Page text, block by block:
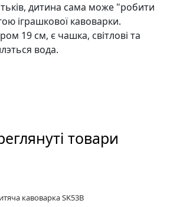
дитина сама може "робити
іграшкової кавоварки.
19 см, є чашка, світлові та
вода.
товари
кавоварка SK53B